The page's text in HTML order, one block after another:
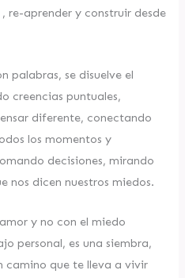
re-aprender y construir desde
palabras, se disuelve el
creencias puntuales,
diferente, conectando
los momentos y
decisiones, mirando
nos dicen nuestros miedos.
y no con el miedo
personal, es una siembra,
camino que te lleva a vivir